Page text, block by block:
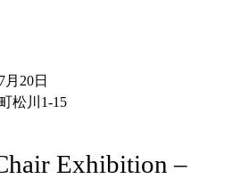
20日
松川1-15
Exhibition –